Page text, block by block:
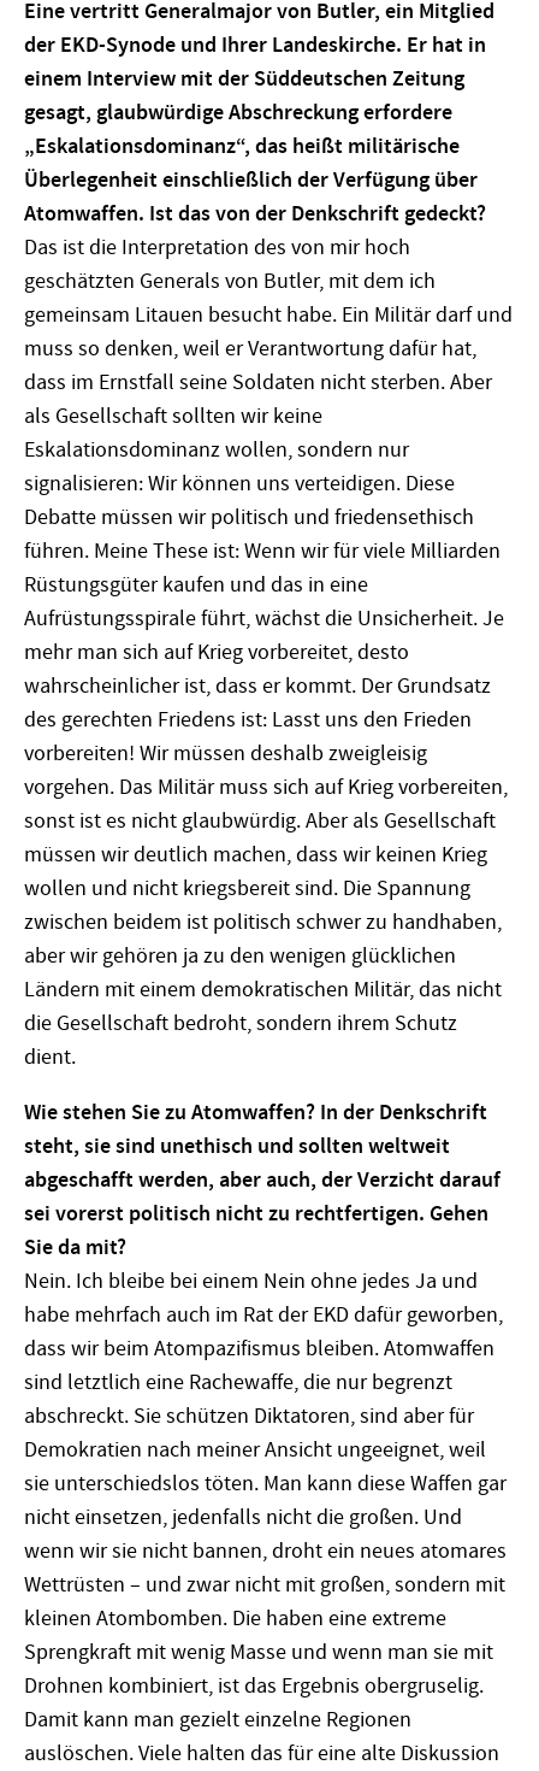
Eine vertritt Generalmajor von Butler, ein Mitglied
der EKD-Synode und Ihrer Landeskirche. Er hat in
einem Interview mit der Süddeutschen Zeitung
gesagt, glaubwürdige Abschreckung erfordere
„Eskalationsdominanz“, das heißt militärische
Überlegenheit einschließlich der Verfügung über
Atomwaffen. Ist das von der Denkschrift gedeckt?
Das ist die Interpretation des von mir hoch
geschätzten Generals von Butler, mit dem ich
gemeinsam Litauen besucht habe. Ein Militär darf und
muss so denken, weil er Verantwortung dafür hat,
dass im Ernstfall seine Soldaten nicht sterben. Aber
als Gesellschaft sollten wir keine
Eskalationsdominanz wollen, sondern nur
signalisieren: Wir können uns verteidigen. Diese
Debatte müssen wir politisch und friedensethisch
führen. Meine These ist: Wenn wir für viele Milliarden
Rüstungsgüter kaufen und das in eine
Aufrüstungsspirale führt, wächst die Unsicherheit. Je
mehr man sich auf Krieg vorbereitet, desto
wahrscheinlicher ist, dass er kommt. Der Grundsatz
des gerechten Friedens ist: Lasst uns den Frieden
vorbereiten! Wir müssen deshalb zweigleisig
vorgehen. Das Militär muss sich auf Krieg vorbereiten,
sonst ist es nicht glaubwürdig. Aber als Gesellschaft
müssen wir deutlich machen, dass wir keinen Krieg
wollen und nicht kriegsbereit sind. Die Spannung
zwischen beidem ist politisch schwer zu handhaben,
aber wir gehören ja zu den wenigen glücklichen
Ländern mit einem demokratischen Militär, das nicht
die Gesellschaft bedroht, sondern ihrem Schutz
dient.
Wie stehen Sie zu Atomwaffen? In der Denkschrift
steht, sie sind unethisch und sollten weltweit
abgeschafft werden, aber auch, der Verzicht darauf
sei vorerst politisch nicht zu rechtfertigen. Gehen
Sie da mit?
Nein. Ich bleibe bei einem Nein ohne jedes Ja und
habe mehrfach auch im Rat der EKD dafür geworben,
dass wir beim Atompazifismus bleiben. Atomwaffen
sind letztlich eine Rachewaffe, die nur begrenzt
abschreckt. Sie schützen Diktatoren, sind aber für
Demokratien nach meiner Ansicht ungeeignet, weil
sie unterschiedslos töten. Man kann diese Waffen gar
nicht einsetzen, jedenfalls nicht die großen. Und
wenn wir sie nicht bannen, droht ein neues atomares
Wettrüsten – und zwar nicht mit großen, sondern mit
kleinen Atombomben. Die haben eine extreme
Sprengkraft mit wenig Masse und wenn man sie mit
Drohnen kombiniert, ist das Ergebnis obergruselig.
Damit kann man gezielt einzelne Regionen
auslöschen. Viele halten das für eine alte Diskussion